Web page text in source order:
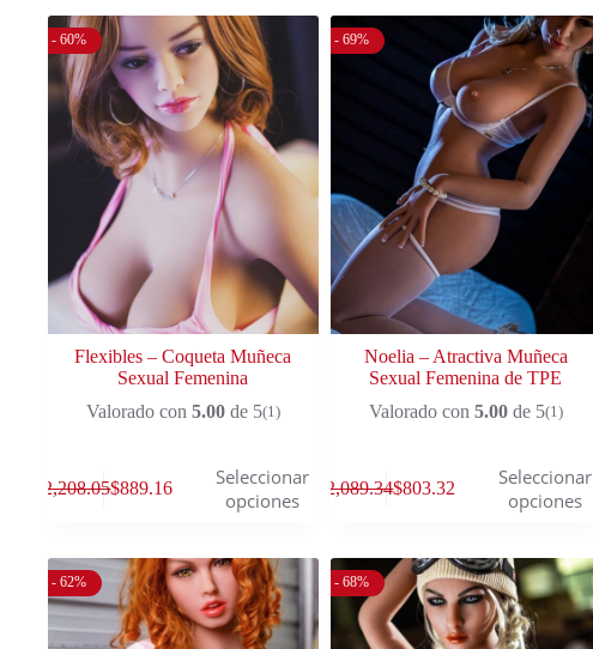
- 60%
Flexibles – Coqueta Muñeca
Sexual Femenina
Valorado con 5.00de 5(1)
2,208.05$889.16
Seleccionar
opciones
- 69%
Noelia – Atractiva Muñeca
Sexual Femenina de TPE
Valorado con 5.00de 5(1)
2,089.34$803.32
Seleccionar
opciones
- 62% - 68%